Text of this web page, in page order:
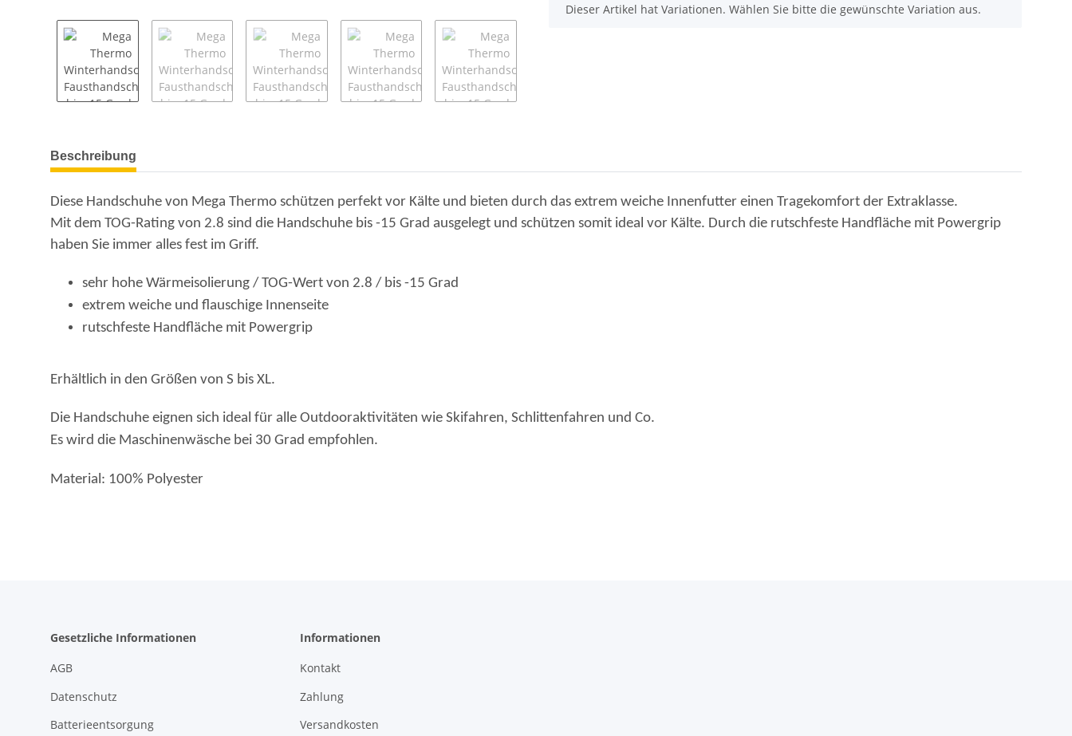
x
Dieser Artikel hat Variationen. Wählen Sie bitte die gewünschte Variation aus.
Beschreibung
Diese Handschuhe von Mega Thermo schützen perfekt vor Kälte und bieten durch das extrem weiche Innenfutter einen Tragekomfort der Extraklasse.
Mit dem TOG-Rating von 2.8 sind die Handschuhe bis -15 Grad ausgelegt und schützen somit ideal vor Kälte. Durch die rutschfeste Handfläche mit Powergrip
haben Sie immer alles fest im Griff.
sehr hohe Wärmeisolierung / TOG-Wert von 2.8 / bis -15 Grad
extrem weiche und flauschige Innenseite
rutschfeste Handfläche mit Powergrip
Erhältlich in den Größen von S bis XL.
Die Handschuhe eignen sich ideal für alle Outdooraktivitäten wie Skifahren, Schlittenfahren und Co.
Es wird die Maschinenwäsche bei 30 Grad empfohlen.
Material: 100% Polyester
Gesetzliche Informationen
AGB
Datenschutz
Batterieentsorgung
Informationen
Kontakt
Zahlung
Versandkosten